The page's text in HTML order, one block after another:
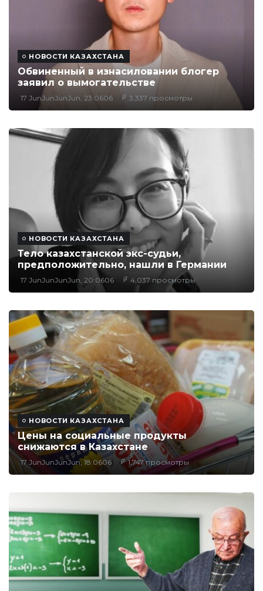
НОВОСТИ КАЗАХСТАНА
Обвиненный в изнасиловании блогер
заявил о вымогательстве
17 JunJunJunJun, 23:0606 3,337 просмотры
НОВОСТИ КАЗАХСТАНА
Тело казахстанской экс-судьи,
предположительно, нашли в Германии
17 JunJunJunJun, 20:0606 4,037 просмотры
НОВОСТИ КАЗАХСТАНА
Цены на социальные продукты
снижаются в Казахстане
17 JunJunJunJun, 18:0606 1,747 просмотры